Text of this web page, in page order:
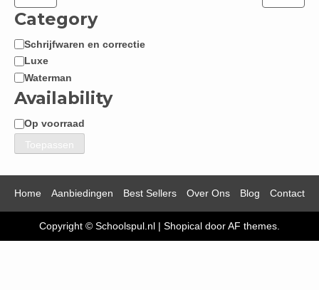
Category
Categorie
Schrijfwaren en correctie
Luxe
Waterman
Availability
Beschikbaarheid
Op voorraad
Toepassen
Home Aanbiedingen Best Sellers Over Ons Blog Contact
Copyright © Schoolspul.nl | Shopical door AF themes.